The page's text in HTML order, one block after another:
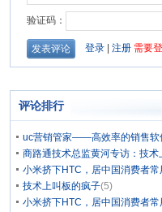
评论排行
uc营销管家——高效率的销售软
商路通技术总监黄河专访：技术
小米挤下HTC，居中国消费者常
技术上叫板的疯子(5)
小米挤下HTC，居中国消费者常